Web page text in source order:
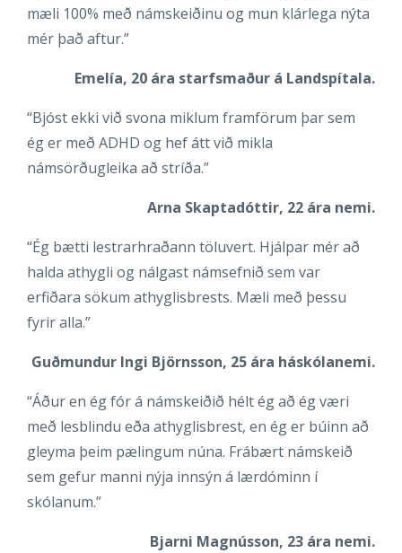
mæli 100% með námskeiðinu og mun klárlega nýta
mér það aftur.”
Emelía, 20 ára starfsmaður á Landspítala.
“Bjóst ekki við svona miklum framförum þar sem
ég er með ADHD og hef átt við mikla
námsörðugleika að stríða.”
Arna Skaptadóttir, 22 ára nemi.
“Ég bætti lestrarhraðann töluvert. Hjálpar mér að
halda athygli og nálgast námsefnið sem var
erfiðara sökum athyglisbrests. Mæli með þessu
fyrir alla.”
Guðmundur Ingi Björnsson, 25 ára háskólanemi.
“Áður en ég fór á námskeiðið hélt ég að ég væri
með lesblindu eða athyglisbrest, en ég er búinn að
gleyma þeim pælingum núna. Frábært námskeið
sem gefur manni nýja innsýn á lærdóminn í
skólanum.”
Bjarni Magnússon, 23 ára nemi.